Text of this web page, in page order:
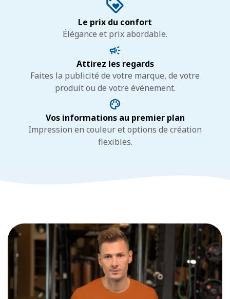
Le prix du confort
Élégance et prix abordable.
Attirez les regards
Faites la publicité de votre marque, de votre
produit ou de votre événement.
Vos informations au premier plan
Impression en couleur et options de création
flexibles.